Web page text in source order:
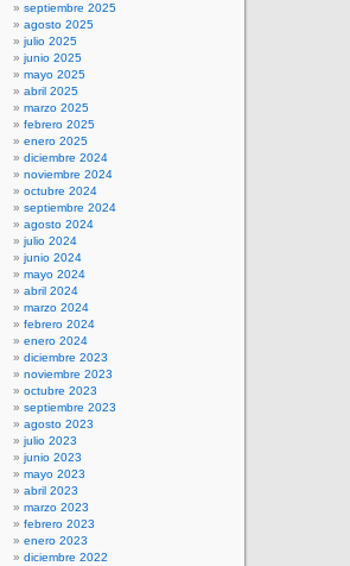
septiembre 2025
agosto 2025
julio 2025
junio 2025
mayo 2025
abril 2025
marzo 2025
febrero 2025
enero 2025
diciembre 2024
noviembre 2024
octubre 2024
septiembre 2024
agosto 2024
julio 2024
junio 2024
mayo 2024
abril 2024
marzo 2024
febrero 2024
enero 2024
diciembre 2023
noviembre 2023
octubre 2023
septiembre 2023
agosto 2023
julio 2023
junio 2023
mayo 2023
abril 2023
marzo 2023
febrero 2023
enero 2023
diciembre 2022